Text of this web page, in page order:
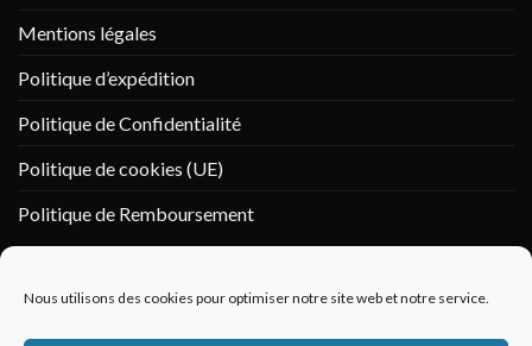
Nous utilisons des cookies pour optimiser notre site web et notre service.
Mentions légales
Politique d’expédition
Politique de Confidentialité
Politique de cookies (UE)
Politique de Remboursement